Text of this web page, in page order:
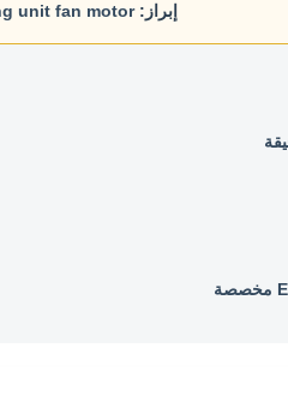
إبراز: unit fan motor